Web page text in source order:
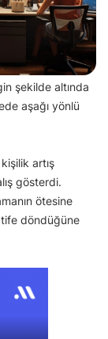
şekilde altında
aşağı yönlü
artış
gösterdi.
ötesine
döndüğüne